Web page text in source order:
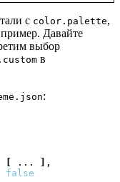
с color.palette,
Давайте
выбор
в
:
[ ... ] ,
false